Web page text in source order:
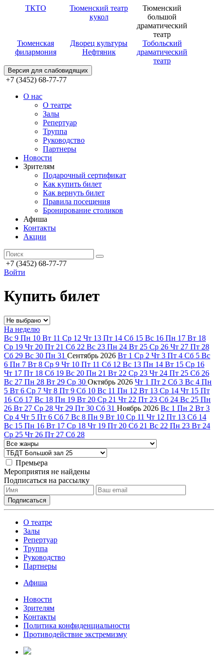
ТКТО
Тюменский театр
кукол
Тюменский
большой
драматический
театр
Тюменская
филармония
Дворец культуры
Нефтяник
Тобольский
драматический
театр
Версия для слабовидящих
+7 (3452) 68-77-77
О нас
О театре
Залы
Репертуар
Труппа
Руководство
Партнеры
Новости
Зрителям
Подарочный сертификат
Как купить билет
Как вернуть билет
Правила посещения
Бронирование столиков
Афиша
Контакты
Акции
+7 (3452) 68-77-77
Войти
Купить билет
На неделю
Вс 9 Пн 10 Вт 11 Ср 12 Чт 13 Пт 14 Сб 15 Вс 16 Пн 17 Вт 18
Ср 19 Чт 20 Пт 21 Сб 22 Вс 23 Пн 24 Вт 25 Ср 26 Чт 27 Пт 28
Сб 29 Вс 30 Пн 31 Сентябрь 2026 Вт 1 Ср 2 Чт 3 Пт 4 Сб 5 Вс
6 Пн 7 Вт 8 Ср 9 Чт 10 Пт 11 Сб 12 Вс 13 Пн 14 Вт 15 Ср 16
Чт 17 Пт 18 Сб 19 Вс 20 Пн 21 Вт 22 Ср 23 Чт 24 Пт 25 Сб 26
Вс 27 Пн 28 Вт 29 Ср 30 Октябрь 2026 Чт 1 Пт 2 Сб 3 Вс 4 Пн
5 Вт 6 Ср 7 Чт 8 Пт 9 Сб 10 Вс 11 Пн 12 Вт 13 Ср 14 Чт 15 Пт
16 Сб 17 Вс 18 Пн 19 Вт 20 Ср 21 Чт 22 Пт 23 Сб 24 Вс 25 Пн
26 Вт 27 Ср 28 Чт 29 Пт 30 Сб 31 Ноябрь 2026 Вс 1 Пн 2 Вт 3
Ср 4 Чт 5 Пт 6 Сб 7 Вс 8 Пн 9 Вт 10 Ср 11 Чт 12 Пт 13 Сб 14
Вс 15 Пн 16 Вт 17 Ср 18 Чт 19 Пт 20 Сб 21 Вс 22 Пн 23 Вт 24
Ср 25 Чт 26 Пт 27 Сб 28
Премьера
Мероприятия не найдены
Подписаться на рассылку
О театре
Залы
Репертуар
Труппа
Руководство
Партнеры
Афиша
Новости
Зрителям
Контакты
Политика конфиденциальности
Противодействие экстремизму